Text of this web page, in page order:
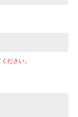
ださい。